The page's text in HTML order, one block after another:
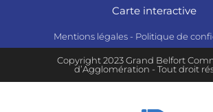
Carte interactive
Mentions légales - Politique de
Copyright 2023 Grand Belfort
d’Agglomération - Tout droit